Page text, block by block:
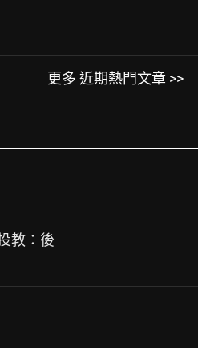
更多 近期熱門文章 >>
教：後